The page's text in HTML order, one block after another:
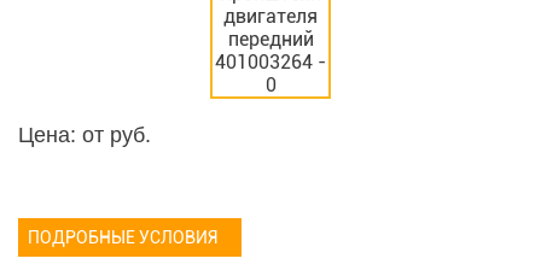
Цена: от руб.
ПОДРОБНЫЕ УСЛОВИЯ